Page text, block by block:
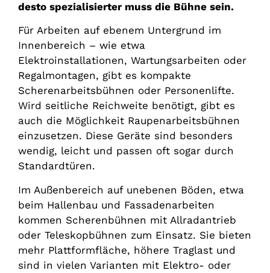
desto spezialisierter muss die Bühne sein.
Für Arbeiten auf ebenem Untergrund im
Innenbereich – wie etwa
Elektroinstallationen, Wartungsarbeiten oder
Regalmontagen, gibt es kompakte
Scherenarbeitsbühnen oder Personenlifte.
Wird seitliche Reichweite benötigt, gibt es
auch die Möglichkeit Raupenarbeitsbühnen
einzusetzen. Diese Geräte sind besonders
wendig, leicht und passen oft sogar durch
Standardtüren.
Im Außenbereich auf unebenen Böden, etwa
beim Hallenbau und Fassadenarbeiten
kommen Scherenbühnen mit Allradantrieb
oder Teleskopbühnen zum Einsatz. Sie bieten
mehr Plattformfläche, höhere Traglast und
sind in vielen Varianten mit Elektro- oder